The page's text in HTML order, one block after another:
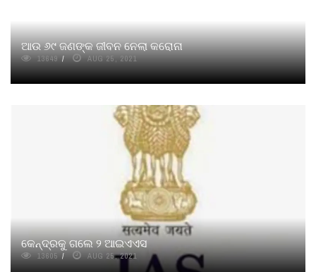
ଆଉ ୬୯ ଜଣଙ୍କ ଜୀବନ ନେଲା କରୋନା
13649 AUG 25, 2021
କେନ୍ଦ୍ରକୁ ଗଲେ ୨ ଆଇଏଏସ
13605 AUG 25, 2021